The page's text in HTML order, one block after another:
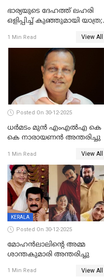
ഭാര്യയുടെ ദേഹത്ത് ലഹരി
ഒളിപ്പിച്ച് കുഞ്ഞുമായി യാത്ര;
പിടികൂടി പൊലീസ്
1 Min Read View All
Posted On 30-12-2025
ധർമടം മുൻ എംഎല്‍എ കെ
കെ നാരായണന്‍ അന്തരിച്ചു
1 Min Read View All
KERALA
Posted On 30-12-2025
മോഹന്‍ലാലിന്‍റെ അമ്മ
ശാന്തകുമാരി അന്തരിച്ചു
1 Min Read View All